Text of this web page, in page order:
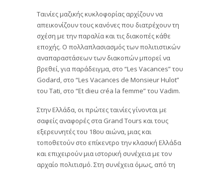
Ταινίες μαζικής κυκλοφορίας αρχίζουν να
απεικονίζουν τους κανόνες που διατρέχουν τη
σχέση με την παραλία και τις διακοπές κάθε
εποχής. Ο πολλαπλασιασμός των πολιτιστικών
αναπαραστάσεων των διακοπών μπορεί να
βρεθεί, για παράδειγμα, στο “Les Vacances” του
Godard, στο “Les Vacances de Monsieur Hulot”
του Tati, στο “Et dieu créa la femme” του Vadim.
Στην Ελλάδα, οι πρώτες ταινίες γίνονται με
σαφείς αναφορές στα Grand Tours και τους
εξερευνητές του 18ου αιώνα, μιας και
τοποθετούν στο επίκεντρο την κλασική Ελλάδα
και επιχειρούν μια ιστορική συνέχεια με τον
αρχαίο πολιτισμό. Στη συνέχεια όμως, από τη